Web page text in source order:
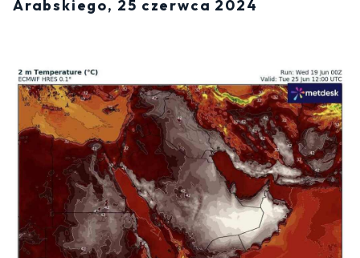
Arabskiego, 25 czerwca 2024